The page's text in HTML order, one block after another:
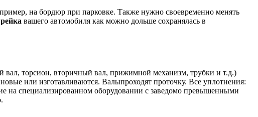
на бордюр при парковке. Также нужно своевременно менять
вашего автомобиля как можно дольше сохранялась в
вал, торсион, вторичный вал, прижимной механизм, трубки и т.д.)
или изготавливаются. Валыпроходят проточку. Все уплотнения:
на специализированном оборудовании с заведомо превышенными